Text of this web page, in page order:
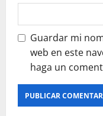
Guardar mi
web en este
haga un